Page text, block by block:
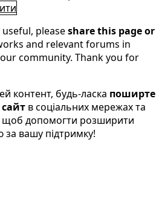
pleaseshare this page or
and relevant forums in
community. Thank you for
контент, будь-ласка поширте
в соціальних мережах та
допомогти розширити
за вашу підтримку!